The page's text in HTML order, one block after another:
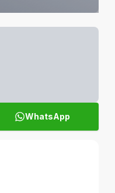
WhatsApp